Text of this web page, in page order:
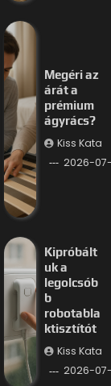
Megéri az
árát a
prémium
ágyrács?
Kiss Kata
2026-
Kipróbált
uk a
legolcsób
b
robotabla
ktisztítót
Kiss Kata
2026-